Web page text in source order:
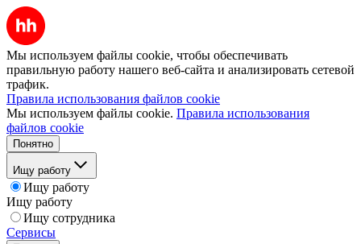
Мы используем файлы cookie, чтобы обеспечивать
правильную работу нашего веб-сайта и анализировать сетевой
трафик.
Правила использования файлов cookie
Мы используем файлы cookie. Правила использования
файлов cookie
Понятно
Ищу работу
Ищу работу
Ищу работу
Ищу сотрудника
Сервисы